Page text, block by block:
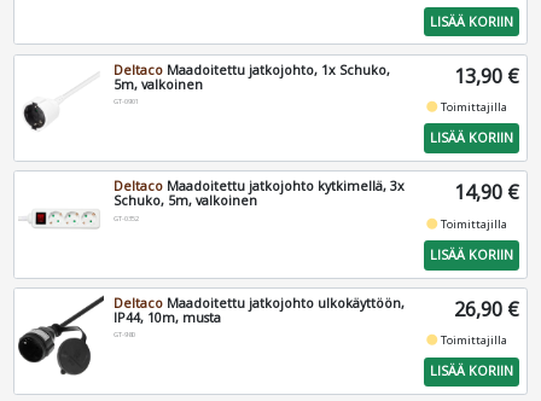
LISÄÄ KORIIN
Deltaco Maadoitettu jatkojohto, 1x Schuko,
5m, valkoinen
GT-0901
13,90 €
fiber_manual_recordToimittajilla
LISÄÄ KORIIN
Deltaco Maadoitettu jatkojohto kytkimellä, 3x
Schuko, 5m, valkoinen
GT-0352
14,90 €
fiber_manual_recordToimittajilla
LISÄÄ KORIIN
Deltaco Maadoitettu jatkojohto ulkokäyttöön,
IP44, 10m, musta
GT-980
26,90 €
fiber_manual_recordToimittajilla
LISÄÄ KORIIN